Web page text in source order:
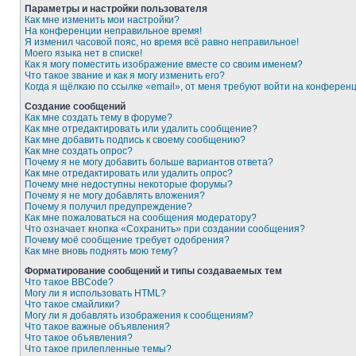
Параметры и настройки пользователя
Как мне изменить мои настройки?
На конференции неправильное время!
Я изменил часовой пояс, но время всё равно неправильное!
Моего языка нет в списке!
Как я могу поместить изображение вместе со своим именем?
Что такое звание и как я могу изменить его?
Когда я щёлкаю по ссылке «email», от меня требуют войти на
Создание сообщений
Как мне создать тему в форуме?
Как мне отредактировать или удалить сообщение?
Как мне добавить подпись к своему сообщению?
Как мне создать опрос?
Почему я не могу добавить больше вариантов ответа?
Как мне отредактировать или удалить опрос?
Почему мне недоступны некоторые форумы?
Почему я не могу добавлять вложения?
Почему я получил предупреждение?
Как мне пожаловаться на сообщения модератору?
Что означает кнопка «Сохранить» при создании сообщения?
Почему моё сообщение требует одобрения?
Как мне вновь поднять мою тему?
Форматирование сообщений и типы создаваемых тем
Что такое BBCode?
Могу ли я использовать HTML?
Что такое смайлики?
Могу ли я добавлять изображения к сообщениям?
Что такое важные объявления?
Что такое объявления?
Что такое прилепленные темы?